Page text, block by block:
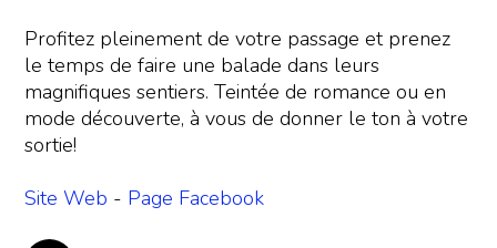
Profitez pleinement de votre passage et prenez
le temps de faire une balade dans leurs
magnifiques sentiers. Teintée de romance ou en
mode découverte, à vous de donner le ton à votre
sortie!
Site Web - Page Facebook